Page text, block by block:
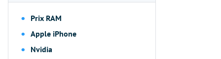
Prix RAM
Apple iPhone
Nvidia